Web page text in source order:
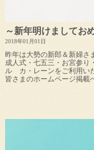
～新年明けましてお
2018年01月01日
昨年は大勢の新郎＆新婦さ
成人式・七五三・お宮参り
ル カ・レーンをご利用い
皆さまのホームページ掲載